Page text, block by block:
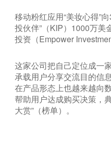
移动粉红应用“美妆心得”
投伙伴”（KIP）1000万美
投资（Empower
这家公司把自己定位成一
承载用户分享交流目的信
在产品形态上也越来越
帮助用户达成购买决策，
大赏”（榜单）。